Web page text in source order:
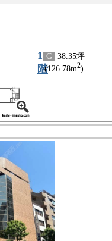
1
階
G 38.35坪
(126.78m2)